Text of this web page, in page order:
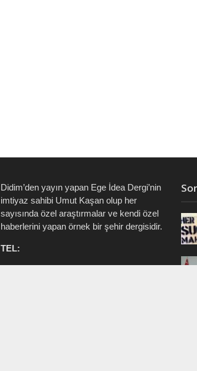
Didim’den yayın yapan Ege İdea Dergi’nin
imtiyaz sahibi Umut Kaşan olup her
sayısında özel araştırmalar ve kendi özel
haberlerini yapan örnek bir şehir dergisidir.
TEL: